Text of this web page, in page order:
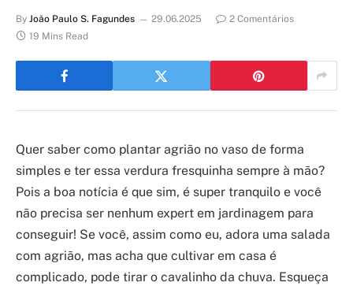
By João Paulo S. Fagundes 29.06.2025
2 Comentários
19 Mins Read
Quer saber como plantar agrião no vaso de forma
simples e ter essa verdura fresquinha sempre à mão?
Pois a boa notícia é que sim, é super tranquilo e você
não precisa ser nenhum expert em jardinagem para
conseguir! Se você, assim como eu, adora uma salada
com agrião, mas acha que cultivar em casa é
complicado, pode tirar o cavalinho da chuva. Esqueça